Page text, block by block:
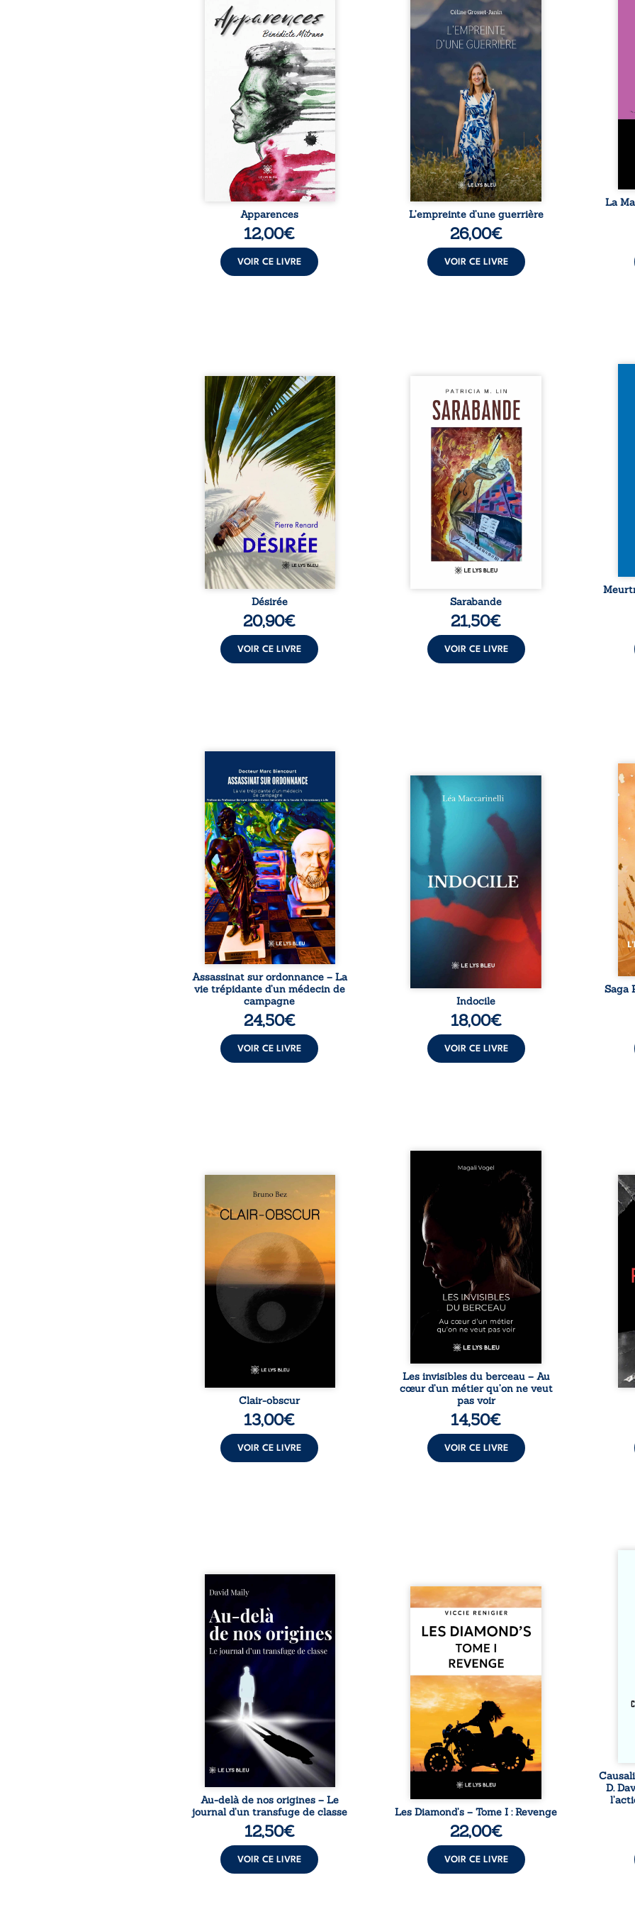
L’Homme est semblable à un
kaléidoscope, constitué de
multiples facettes qui le
définissent. Cette diversité le
conduit à être classé par ses
semblables, les aidant ainsi à le
reconnaître, le différencier,
l’inclure ou l’exclure d’un
groupe, d’un ordre, d’une race,
d’une espèce ou d’une famille.
Ce sont ses actions, jugées
honorables ou blâmables, qui
lui valent ...
Apparences
12,00€
VOIR CE LIVRE
Que reste-t-il de l’enfance
lorsque la maladie impose ses
propres règles ? L’empreinte
d’une guerrière livre, sans
détour, le récit d’un quotidien
bouleversé par la maladie
chronique, l’errance médicale
et de longues hospitalisations.
L’auteure y raconte ce que les
dossiers médicaux taisent : la
peur, l’isolement, l’épuisement
et le sentiment de ne pas ...
L’empreinte d’une guerrière
26,00€
VOIR CE LIVRE
La
La
Au réveil, Pierre, jeune retraité,
découvre qu’il est devenu une
séduisante femme métissée de
trente ans. À peine a-t-il
commencé à apprivoiser ce
nouveau corps qu’Ange surgit
dans sa vie et fait vaciller
toutes ses certitudes. Entre
eux, l’attirance est immédiate,
brûlante jusqu’à ce qu’un
secret familial fasse planer
l’impensable : et s’ils étaient
demi-frère et ...
Désirée
20,90€
VOIR CE LIVRE
Aux chants crépitants de l’été,
Sous le silence ouaté de la
neige en hiver, Au cours de
nuits pâles, Dans la clarté
bienveillante de la lune, Rêves,
pensées, révoltes et espoirs…
Des mots s’assemblent, colorés,
rebelles aux règles de la
poésie, mais chantant en
rythme. Ils forment une
sarabande, passionnée souvent,
Sarabande
21,50€
VOIR CE LIVRE
Et
les
Assassinat sur ordonnance –
La vie trépidante d’un médecin
de campagne est la réédition
enrichie et actualisée du
témoignage du Docteur Marc
Biencourt, ancien médecin de
famille, qui revient sur son
parcours médical, syndical et
ordinal. Depuis septembre
2013, il raconte le long combat
qui l’a conduit à être écarté du
corps médical, malgré une
décision de première instance
Assassinat sur ordonnance – La
vie trépidante d’un médecin de
campagne
24,50€
VOIR CE LIVRE
Quatre parties. Quatre refus.
Quatre visages d’une existence
en friction. Entre les silences
qu’on ne déchiffre pas, les
amours qu’on dérange, les
corps qu’on administre et les
liens qu’on sabote, cet ouvrage
parle à celles et ceux qui
vivent trop fort, trop vrai, trop
tôt. Indocile est une traversée.
Une langue nue. Une
insurrection calme. Une
déclaration d’existence pour ...
Indocile
18,00€
VOIR CE LIVRE
son
Saga
Composé en alexandrins, Clair-
obscur aborde la spiritualité,
les relations humaines, la
partir d’expériences
personnelles. Entre clarté et
obscurité, les poèmes
traduisent les observations et
les ressentis façonnés au fil
d’une vie. Ils portent un regard
sensible sur l’existence et le
monde contemporain, invitant
chacun à questionner ses ...
Clair-obscur
13,00€
VOIR CE LIVRE
Qui prend soin de celles et
ceux auxquels nous confions
nos enfants ? Derrière la
douceur apparente des
maisons d’accueil se joue une
réalité que nul ne soupçonne :
rémunérations dérisoires,
solitude, épuisement,
responsabilités écrasantes… À
travers des témoignages
saisissants et sa propre
expérience, Magali Vogel lève
le voile sur les coulisses d’une ...
Les invisibles du berceau – Au
cœur d’un métier qu’on ne veut
pas voir
14,50€
VOIR CE LIVRE
ce
être
une
Né dans un milieu populaire où
la violence et les fractures
familiales tenaient lieu de
destin, David a choisi la
rupture. Très tôt, l’école et les
livres deviennent ses armes de
ascension sociale. S’arracher à
ses racines exige pourtant un
prix invisible. Pris entre deux
mondes, l’homme réalise que
les succès professionnels ne
guérissent ni ...
Au-delà de nos origines – Le
journal d’un transfuge de classe
12,50€
VOIR CE LIVRE
Revenge est à la tête des
Diamond’s, un clan de motards
aussi réputé et respecté que
redouté dans tout le pays. Rien
ne la prédestinait à cette vie,
mais les épreuves ont forgé
une femme dure, inaccessible
et résolue à ne jamais dévoiler
ses faiblesses, jusqu’à ce que
le mystérieux Juan croise sa
route. Chef d’une famille de
Nomads, Juan porte lui aussi le
poids ...
Les Diamond’s – Tome I : Revenge
22,00€
VOIR CE LIVRE
si
cet
D.